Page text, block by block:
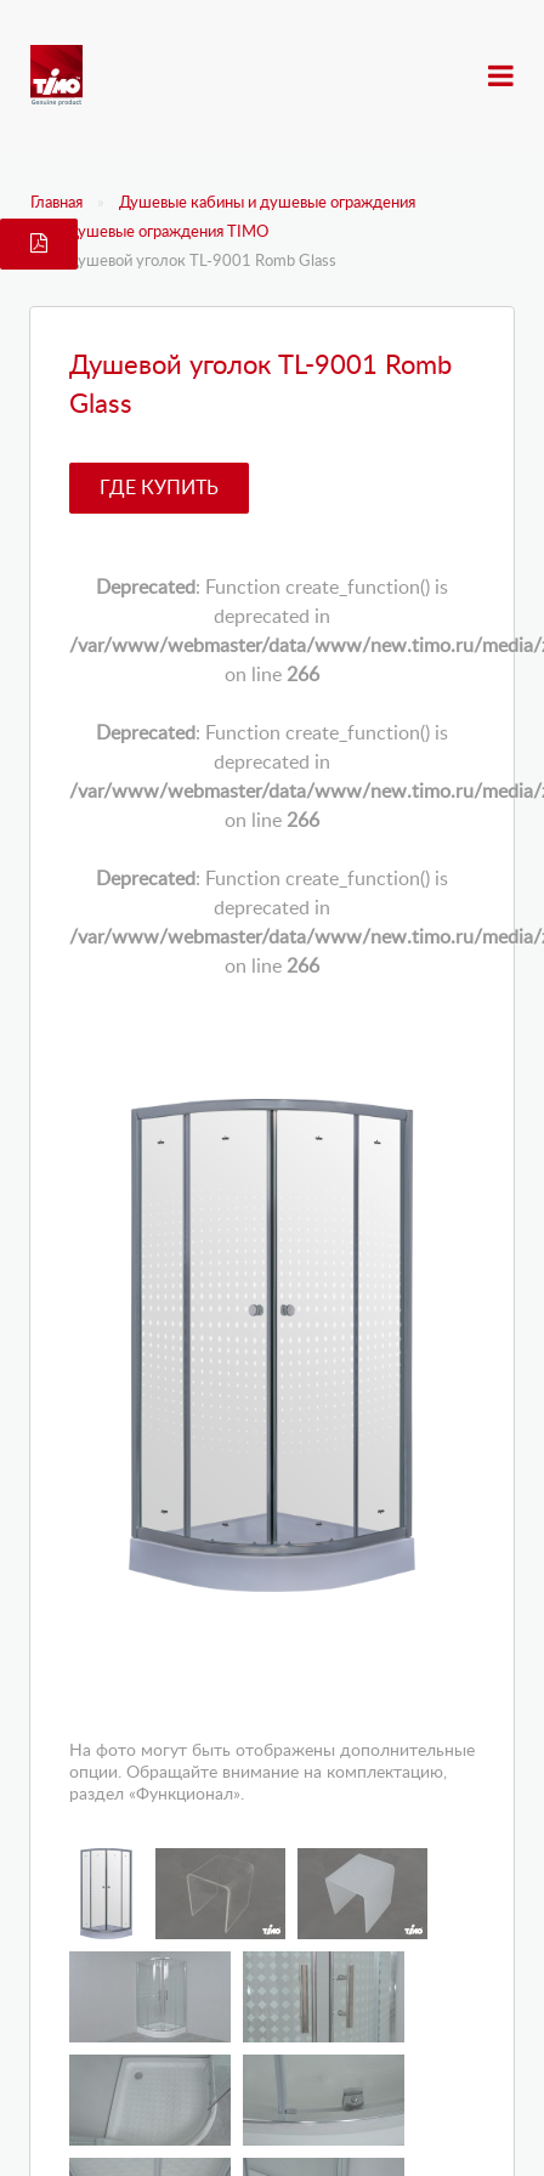
Главная
Душевые кабины и душевые ограждения
Душевые ограждения TIMO
Душевой уголок TL-9001 Romb Glass
Душевой уголок TL-9001 Romb
Glass
ГДЕ КУПИТЬ
Deprecated: Function create_function() is
deprecated in
/var/www/webmaster/data/www/new.timo.ru/media/
on line 266
Deprecated: Function create_function() is
deprecated in
/var/www/webmaster/data/www/new.timo.ru/media/
on line 266
Deprecated: Function create_function() is
deprecated in
/var/www/webmaster/data/www/new.timo.ru/media/
on line 266
На фото могут быть отображены дополнительные
опции. Обращайте внимание на комплектацию,
раздел «Функционал».